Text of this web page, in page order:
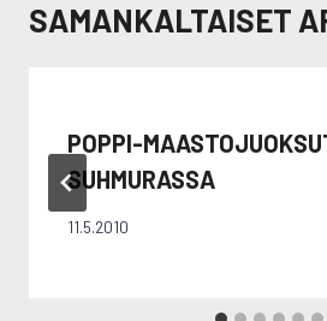
SAMANKALTAISET
POPPI-
SUHMURASSA
11.5.2010